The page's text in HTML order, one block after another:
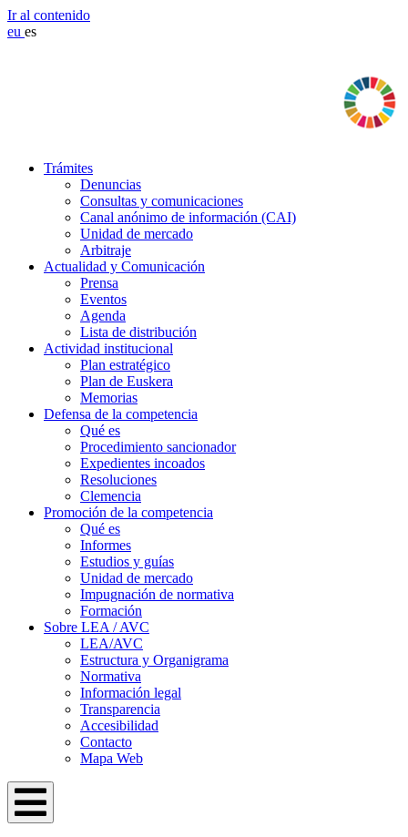
Ir al contenido
eu es
Trámites
Denuncias
Consultas y comunicaciones
Canal anónimo de información (CAI)
Unidad de mercado
Arbitraje
Actualidad y Comunicación
Prensa
Eventos
Agenda
Lista de distribución
Actividad institucional
Plan estratégico
Plan de Euskera
Memorias
Defensa de la competencia
Qué es
Procedimiento sancionador
Expedientes incoados
Resoluciones
Clemencia
Promoción de la competencia
Qué es
Informes
Estudios y guías
Unidad de mercado
Impugnación de normativa
Formación
Sobre LEA / AVC
LEA/AVC
Estructura y Organigrama
Normativa
Información legal
Transparencia
Accesibilidad
Contacto
Mapa Web